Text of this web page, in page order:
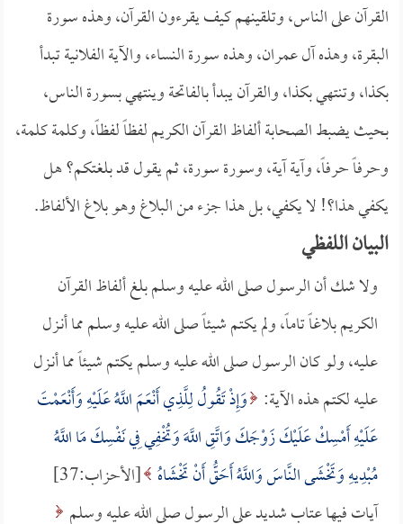
القرآن على الناس، وتلقينهم كيف يقرءون القرآن، وهذه سورة
البقرة، وهذه آل عمران، وهذه سورة النساء، والآية الفلانية تبدأ
بكذا، وتنتهي بكذا، والقرآن يبدأ بالفاتحة وينتهي بسورة الناس،
بحيث يضبط الصحابة ألفاظ القرآن الكريم لفظاً لفظاً، وكلمة كلمة،
وحرفاً حرفاً، وآية آية، وسورة سورة، ثم يقول قد بلغتكم؟ هل
يكفي هذا؟! لا يكفي، بل هذا جزء من البلاغ وهو بلاغ الألفاظ.
البيان اللفظي
ولا شك أن الرسول صلى الله عليه وسلم بلغ ألفاظ القرآن
الكريم بلاغاً تاماً، ولم يكتم شيئاً صلى الله عليه وسلم مما أنـزل
عليه، ولو كان الرسول صلى الله عليه وسلم يكتم شيئاً مما أنـزل
عليه لكتم هذه الآية: وَإِذْ تَقُولُ لِلَّذِي أَنْعَمَ اللَّهُ عَلَيْهِ وَأَنْعَمْتَ
عَلَيْهِ أَمْسِكْ عَلَيْكَ زَوْجَكَ وَاتَّقِ اللَّهَ وَتُخْفِي فِي نَفْسِكَ مَا اللَّهُ
مُبْدِيهِ وَتَخْشَى النَّاسَ وَاللَّهُ أَحَقُّ أَنْ تَخْشَاهُ
[الأحزاب:37]
آيات فيها عتاب شديد على الرسول صلى الله عليه وسلم